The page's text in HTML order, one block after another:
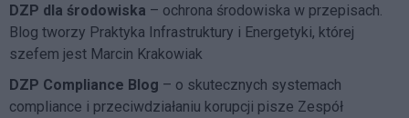
DZP dla środowiska – ochrona środowiska w przepisach.
Blog tworzy Praktyka Infrastruktury i Energetyki, której
szefem jest Marcin Krakowiak
DZP Compliance Blog – o skutecznych systemach
compliance i przeciwdziałaniu korupcji pisze Zespół